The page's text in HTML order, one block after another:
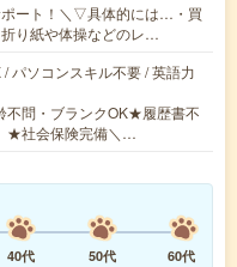
ポート！＼▽具体的には…・買
り紙や体操などのレ…
パソコンスキル不要 / 英語力
問・ブランクOK★履歴書不
★社会保険完備＼…
40代 50代
60代